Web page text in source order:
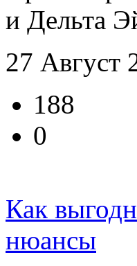
и Дельта
27 Август
188
0
Как
нюансы